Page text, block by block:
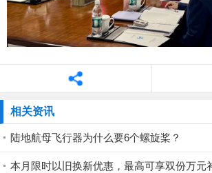
相关资讯
陆地航母飞行器为什么要6个螺旋桨？
本月限时以旧换新优惠，最高可享双份万元